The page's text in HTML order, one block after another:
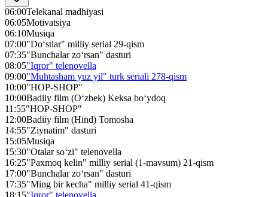
06:00Telekanal madhiyasi
06:05Motivatsiya
06:10Musiqa
07:00"Do‘stlar" milliy serial 29-qism
07:35"Bunchalar zo‘rsan" dasturi
08:05"Iqror" telenovella
09:00"Muhtasham yuz yil" turk seriali 278-qism
10:00"HOP-SHOP"
10:00Badiiy film (O‘zbek) Keksa bo‘ydoq
11:55"HOP-SHOP"
12:00Badiiy film (Hind) Tomosha
14:55"Ziynatim" dasturi
15:05Musiqa
15:30"Otalar so‘zi" telenovella
16:25"Paxmoq kelin" milliy serial (1-mavsum) 21-qism
17:00"Bunchalar zo‘rsan" dasturi
17:35"Ming bir kecha" milliy serial 41-qism